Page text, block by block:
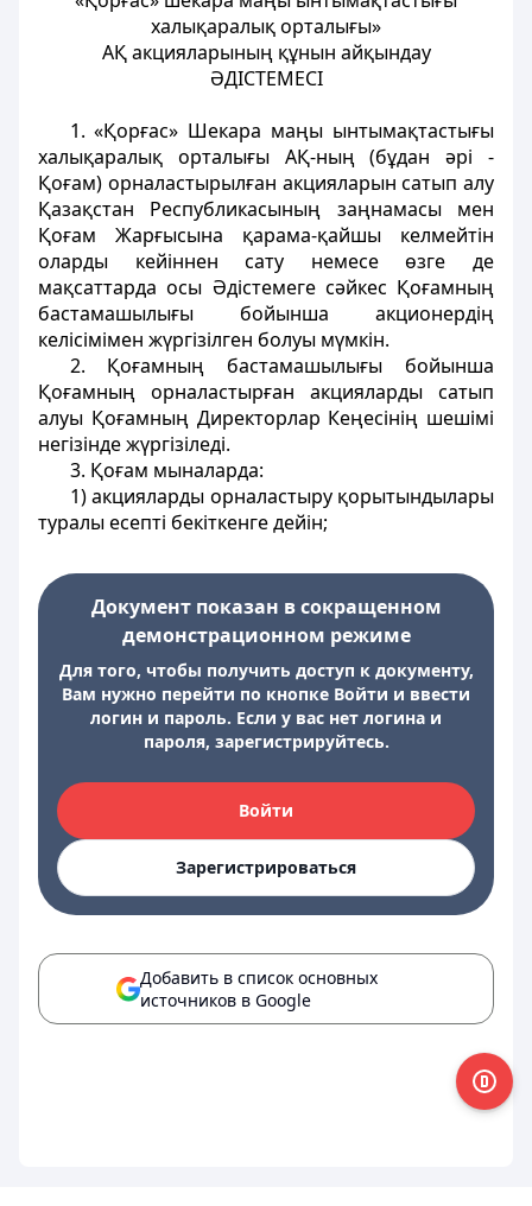
халықаралық орталығы»
АҚ акцияларының құнын айқындау
ӘДІСТЕМЕСІ
1. «Қорғас» Шекара маңы ынтымақтастығы
халықаралық орталығы АҚ-ның (бұдан әрі -
Қоғам) орналастырылған акцияларын сатып алу
Қазақстан Республикасының заңнамасы мен
Қоғам Жарғысына қарама-қайшы келмейтін
оларды кейіннен сату немесе өзге де
мақсаттарда осы Әдістемеге сәйкес Қоғамның
бастамашылығы бойынша акционердің
келісімімен жүргізілген болуы мүмкін.
2. Қоғамның бастамашылығы бойынша
Қоғамның орналастырған акцияларды сатып
алуы Қоғамның Директорлар Кеңесінің шешімі
негізінде жүргізіледі.
3. Қоғам мыналарда:
1) акцияларды орналастыру қорытындылары
туралы есепті бекіткенге дейін;
Документ показан в сокращенном
демонстрационном режиме
Для того, чтобы получить доступ к документу,
Вам нужно перейти по кнопке Войти и ввести
логин и пароль. Если у вас нет логина и
пароля, зарегистрируйтесь.
Войти
Зарегистрироваться
Добавить в список основных
источников в Google